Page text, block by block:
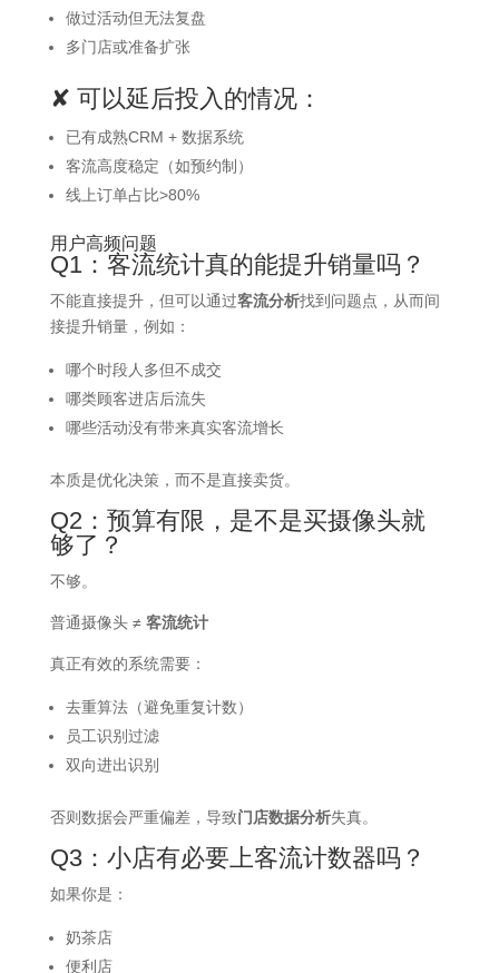
做过活动但无法复盘
多门店或准备扩张
✘ 可以延后投入的情况：
已有成熟CRM + 数据系统
客流高度稳定（如预约制）
线上订单占比>80%
用户高频问题
Q1：客流统计真的能提升销量吗？
不能直接提升，但可以通过客流分析找到问题点，从而间
接提升销量，例如：
哪个时段人多但不成交
哪类顾客进店后流失
哪些活动没有带来真实客流增长
本质是优化决策，而不是直接卖货。
Q2：预算有限，是不是买摄像头就
够了？
不够。
普通摄像头 ≠ 客流统计
真正有效的系统需要：
去重算法（避免重复计数）
员工识别过滤
双向进出识别
否则数据会严重偏差，导致门店数据分析失真。
Q3：小店有必要上客流计数器吗？
如果你是：
奶茶店
便利店